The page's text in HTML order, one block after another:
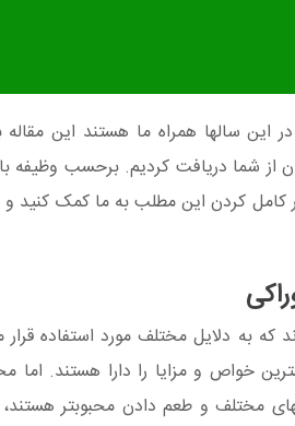
این سالها همراه ما هستند این
از شما دریافت کردیم. برحسب
در کامل کردن این مطلب به ما کمک
که به دلایل مختلف مورد استفاده
خواص و مزایا را دارا هستند. اما
مختلف و طعم دادن محبوبتر